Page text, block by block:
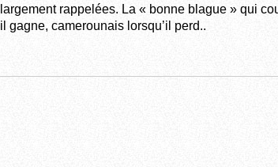
largement rappelées. La « bonne blague » qui
il gagne, camerounais lorsqu’il perd..